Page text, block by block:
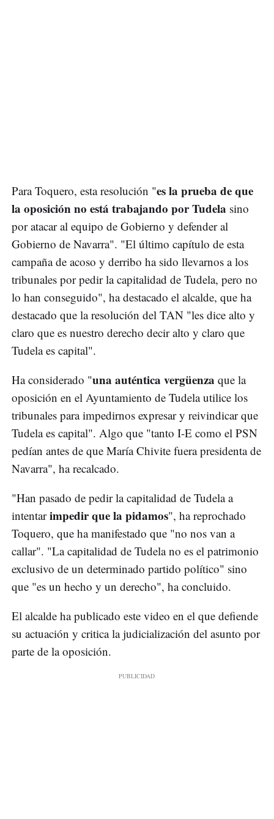
Para Toquero, esta resolución "es la prueba de que
la oposición no está trabajando por Tudela sino
por atacar al equipo de Gobierno y defender al
Gobierno de Navarra". "El último capítulo de esta
campaña de acoso y derribo ha sido llevarnos a los
tribunales por pedir la capitalidad de Tudela, pero no
lo han conseguido", ha destacado el alcalde, que ha
destacado que la resolución del TAN "les dice alto y
claro que es nuestro derecho decir alto y claro que
Tudela es capital".
Ha considerado "una auténtica vergüenza que la
oposición en el Ayuntamiento de Tudela utilice los
tribunales para impedirnos expresar y reivindicar que
Tudela es capital". Algo que "tanto I-E como el PSN
pedían antes de que María Chivite fuera presidenta de
Navarra", ha recalcado.
"Han pasado de pedir la capitalidad de Tudela a
intentarimpedir que la pidamos", ha reprochado
Toquero, que ha manifestado que "no nos van a
callar". "La capitalidad de Tudela no es el patrimonio
exclusivo de un determinado partido político" sino
que "es un hecho y un derecho", ha concluido.
El alcalde ha publicado este video en el que defiende
su actuación y critica la judicialización del asunto por
parte de la oposición.